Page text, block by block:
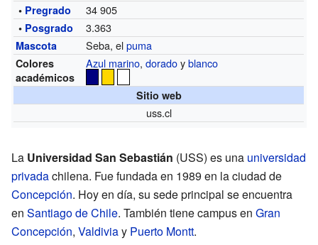
• Pregrado 34 905
• Posgrado 3.363
Mascota Seba, elpuma
Colores
académicos
Azul marino,doradoyblanco
Sitio web
uss.cl
La Universidad San Sebastián (USS) es una universidad
privadachilena. Fue fundada en 1989 en la ciudad de
Concepción. Hoy en día, su sede principal se encuentra
en Santiago de Chile. También tiene campus en Gran
Concepción, Valdiviay Puerto Montt.